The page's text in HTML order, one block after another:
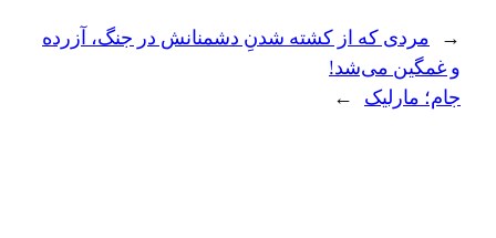
←
مردی که از کشته شدنِ دشمنانش در جنگ، آزرده
و غمگین می‌شد!
جام؛ مارلیک
→